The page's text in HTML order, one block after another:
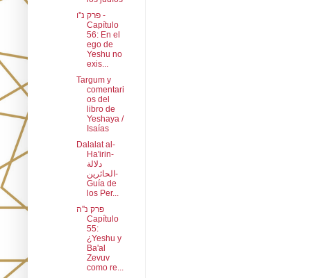
פרק נ''ו -
Capítulo
56: En el
ego de
Yeshu no
exis...
Targum y
comentari
os del
libro de
Yeshaya /
Isaías
Dalalat al-
Ha'irin-
دلالة
الحائرين-
Guía de
los Per...
פרק נ''ה
Capítulo
55:
¿Yeshu y
Ba'al
Zevuv
como re...